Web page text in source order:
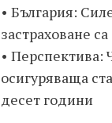
• България:
застраховане
• Перспектива:
осигуряваща
десет години